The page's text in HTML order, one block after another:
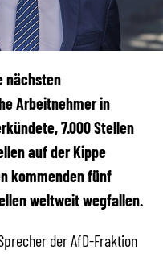
nächsten
Arbeitnehmer in
7.000 Stellen
auf der Kippe
kommenden fünf
weltweit wegfallen.
der AfD-Fraktion